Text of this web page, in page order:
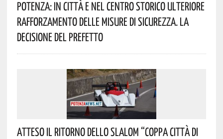
Potenza: In Città E Nel Centro Storico Ulteriore
Rafforzamento Delle Misure Di Sicurezza. La
Decisione Del Prefetto
Atteso Il Ritorno Dello Slalom “Coppa Città Di